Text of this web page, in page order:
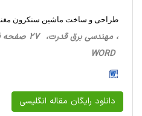
طراحی و ساخت ماشین سنکرون
WORD
دانلود رایگان مقاله انگلیسی